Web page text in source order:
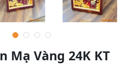
Mạ Vàng 24K KT